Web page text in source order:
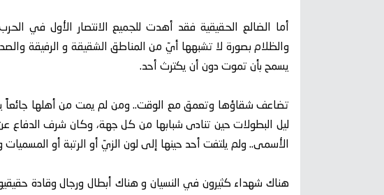
أما الضالع الحقيقية فقد أهدت للجميع الانتصار الأول في
والظلام بصورة لا تشبهها أيّ من المناطق الشقيقة و الرفيقة
يسمح بأن تموت دون أن يكترث أحد.
تضاعف شقاؤها وتعمق مع الوقت.. ومن لم يمت من أهلها جائعاً
ليل البطولات حين تنادى شبابها من كل جهة، وكان شرف الدفاع
الأسمى.. ولم يلتفت أحد حينها إلى لون الزيّ أو الرتبة أو المسميات
هناك شهداء كثيرون في النسيان و هناك أبطال ورجال وقادة